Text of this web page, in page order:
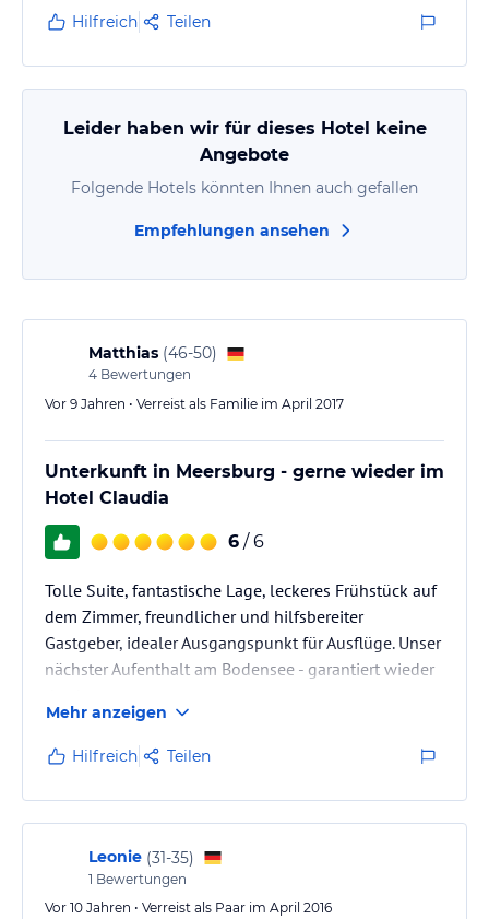
Hilfreich Teilen
Leider haben wir für dieses Hotel keine
Angebote
Folgende Hotels könnten Ihnen auch gefallen
Empfehlungen ansehen
Matthias (46-50)
4 Bewertungen
Vor 9 Jahren • Verreist als Familie im April 2017
Unterkunft in Meersburg - gerne wieder im
Hotel Claudia
6 / 6
Tolle Suite, fantastische Lage, leckeres Frühstück auf
dem Zimmer, freundlicher und hilfsbereiter
Gastgeber, idealer Ausgangspunkt für Ausflüge. Unser
nächster Aufenthalt am Bodensee - garantiert wieder
Mehr anzeigen
Hilfreich Teilen
Leonie (31-35)
1 Bewertungen
Vor 10 Jahren • Verreist als Paar im April 2016